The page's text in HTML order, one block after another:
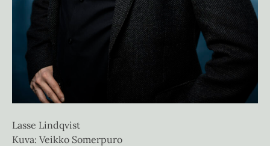
Lasse Lindqvist
Kuva: Veikko Somerpuro